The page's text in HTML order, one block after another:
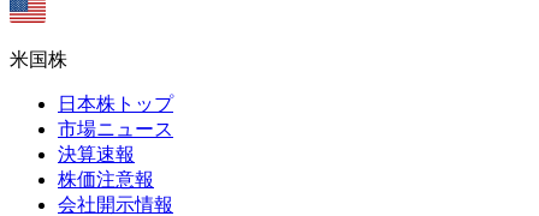
米国株
日本株トップ
市場ニュース
決算速報
株価注意報
会社開示情報